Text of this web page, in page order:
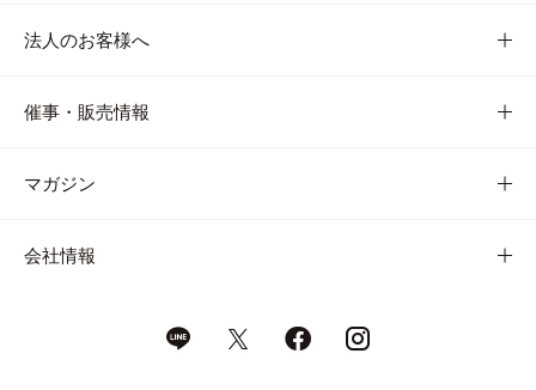
法人のお客様へ
催事・販売情報
マガジン
会社情報